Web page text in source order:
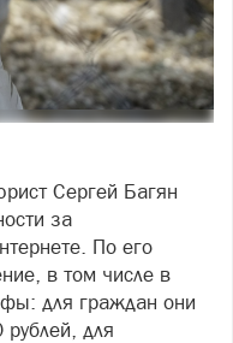
Сергей Багян
за
По его
в том числе в
для граждан они
для